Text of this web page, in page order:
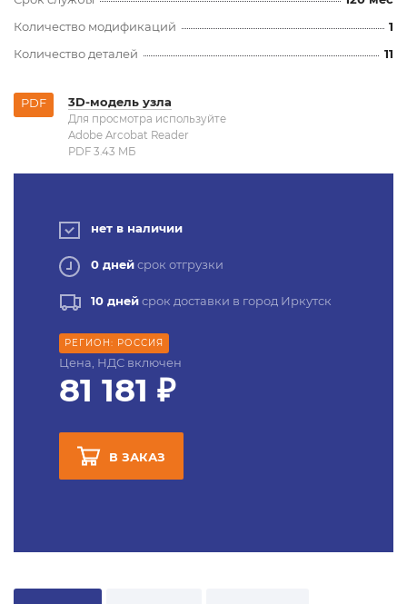
Количество модификаций
1
Количество деталей
11
PDF 3D-модель узла
Для просмотра используйте
Adobe Arcobat Reader
PDF 3.43 MБ
нет в наличии
0 днейсрок отгрузки
10 днейсрок доставки в город Иркутск
РЕГИОН: РОССИЯ
Цена, НДС включен
81 181 ₽
В ЗАКАЗ